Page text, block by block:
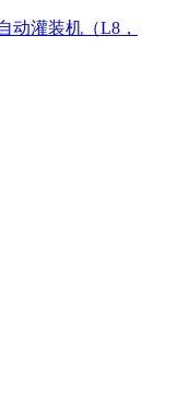
动灌装机（L8，